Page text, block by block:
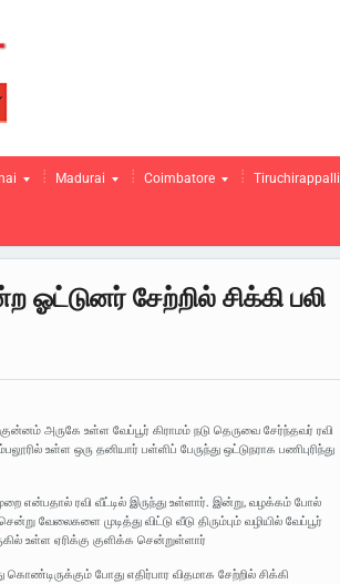
Madurai Coimbatore Tiruchirappalli
ஓட்டுனர் சேற்றில் சிக்கி பலி
அருகே உள்ள வேப்பூர் கிராமம் நடு தெருவை சேர்ந்தவர் ரவி
உள்ள ஒரு தனியார் பள்ளிப் பேருந்து ஒட்டுநராக பணிபுரிந்து
என்பதால் ரவி வீட்டில் இருந்து உள்ளார். இன்று, வழக்கம் போல்
வேலைகளை முடித்து விட்டு வீடு திரும்பும் வழியில் வேப்பூர்
உள்ள ஏரிக்கு குளிக்க சென்றுள்ளார்
கொண்டிருக்கும் போது எதிர்பார விதமாக சேற்றில் சிக்கி